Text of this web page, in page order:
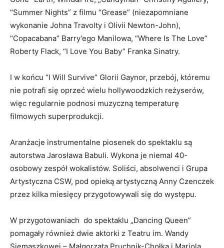
“Summer Nights” z filmu “Grease” (niezapomniane
wykonanie Johna Travolty i Olivii Newton-John),
“Copacabana” Barry’ego Manilowa, “Where Is The Love”
Roberty Flack, “I Love You Baby” Franka Sinatry.
I w końcu “I Will Survive” Glorii Gaynor, przebój, któremu
nie potrafi się oprzeć wielu hollywoodzkich reżyserów,
więc regularnie podnosi muzyczną temperaturę
filmowych superprodukcji.
Aranżacje instrumentalne piosenek do spektaklu są
autorstwa Jarosława Babuli. Wykona je niemal 40-
osobowy zespół wokalistów. Soliści, absolwenci i Grupa
Artystyczna CSW, pod opieką artystyczną Anny Czenczek
przez kilka miesięcy przygotowywali się do występu.
W przygotowaniach do spektaklu „Dancing Queen”
pomagały również dwie aktorki z Teatru im. Wandy
Siemaszkowej – Małgorzata Pruchnik-Chołka i Mariola